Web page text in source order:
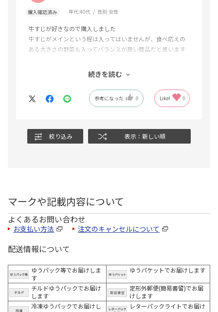
購入確認済み 年代:40代 性別:女性
牛すじが好きなので購入しました
牛すじがメインという程は入ってはいませんが、食べ応えの
ある大きさの野菜も入ってバランスが良い商品だと思います
購入前にカロリーや成分が確認できたらもっと商品を選びや
ちなみにこちらの商品１袋200g
脂質:9.5g
炭水化物:21.5g
続きを読む
参考になった 0 Like! 0
絞り込み 表示：新しい順
マークや記載内容について
よくあるお問い合わせ
お支払い方法 注文のキャンセルについて
配送情報について
ゆうパック等でお届けしま
す
ゆうパケットでお届けします
チルドゆうパックでお届け
します
定形外郵便(簡易書留)でお届
けします
冷凍ゆうパックでお届けし
レターパックライトでお届け